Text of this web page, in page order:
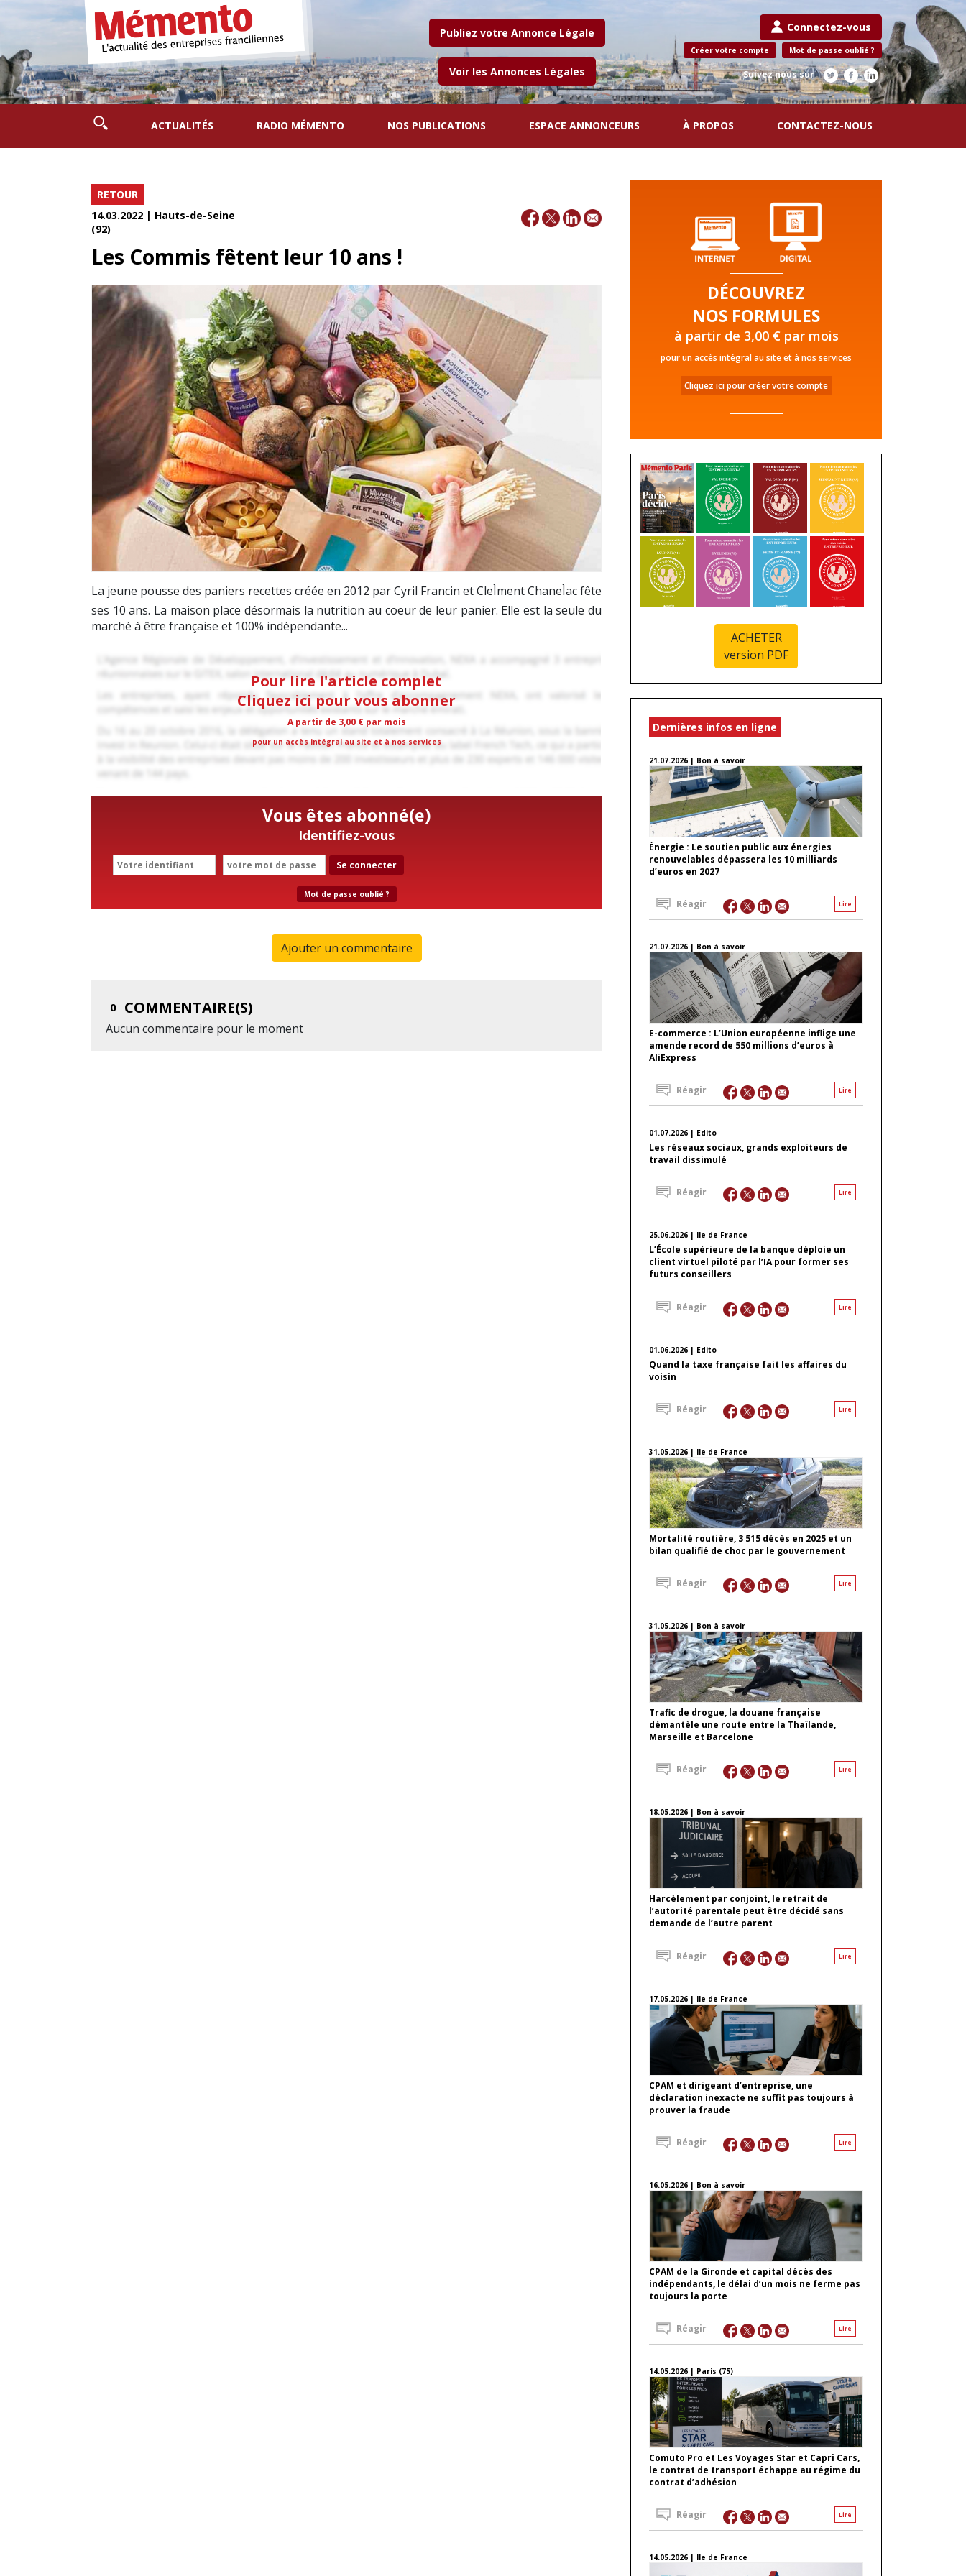
Publiez votre Annonce Légale
Voir les Annonces Légales
Connectez-vous
Créer votre compte Mot de passe oublié ?
Suivez nous sur
ACTUALITÉS RADIO MÉMENTO NOS PUBLICATIONS ESPACE ANNONCEURS À PROPOS CONTACTEZ-NOUS
RETOUR
14.03.2022 | Hauts-de-Seine
(92)
Les Commis fêtent leur 10 ans !
La jeune pousse des paniers recettes créée en 2012 par Cyril Francin et CleÌment ChaneÌac fête
ses 10 ans. La maison place désormais la nutrition au coeur de leur panier. Elle est la seule du
marché à être française et 100% indépendante...
Pour lire l'article complet
Cliquez ici pour vous abonner
A partir de 3,00 € par mois
pour un accès intégral au site et à nos services
Vous êtes abonné(e)
Identifiez-vous
Se connecter
Mot de passe oublié ?
Ajouter un commentaire
0 COMMENTAIRE(S)
Aucun commentaire pour le moment
DÉCOUVREZ
NOS FORMULES
à partir de 3,00 € par mois
pour un accès intégral au site et à nos services
Cliquez ici pour créer votre compte
ACHETER
version PDF
Dernières infos en ligne
21.07.2026 | Bon à savoir
Énergie : Le soutien public aux énergies
renouvelables dépassera les 10 milliards
d’euros en 2027
Lire
Réagir
21.07.2026 | Bon à savoir
E-commerce : L’Union européenne inflige une
amende record de 550 millions d’euros à
AliExpress
Lire
Réagir
01.07.2026 | Edito
Les réseaux sociaux, grands exploiteurs de
travail dissimulé
Lire
Réagir
25.06.2026 | Ile de France
L’École supérieure de la banque déploie un
client virtuel piloté par l’IA pour former ses
futurs conseillers
Lire
Réagir
01.06.2026 | Edito
Quand la taxe française fait les affaires du
voisin
Lire
Réagir
31.05.2026 | Ile de France
Mortalité routière, 3 515 décès en 2025 et un
bilan qualifié de choc par le gouvernement
Lire
Réagir
31.05.2026 | Bon à savoir
Trafic de drogue, la douane française
démantèle une route entre la Thaïlande,
Marseille et Barcelone
Lire
Réagir
18.05.2026 | Bon à savoir
Harcèlement par conjoint, le retrait de
l’autorité parentale peut être décidé sans
demande de l’autre parent
Lire
Réagir
17.05.2026 | Ile de France
CPAM et dirigeant d’entreprise, une
déclaration inexacte ne suffit pas toujours à
prouver la fraude
Lire
Réagir
16.05.2026 | Bon à savoir
CPAM de la Gironde et capital décès des
indépendants, le délai d’un mois ne ferme pas
toujours la porte
Lire
Réagir
14.05.2026 | Paris (75)
Comuto Pro et Les Voyages Star et Capri Cars,
le contrat de transport échappe au régime du
contrat d’adhésion
Lire
Réagir
14.05.2026 | Ile de France